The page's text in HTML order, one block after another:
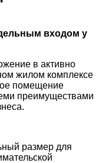
входом у
в активно
жилом комплексе
помещение
преимуществами
размер для